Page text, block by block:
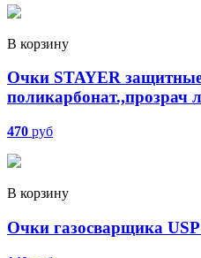
В корзину
Очки STAYER
поликарбонат.,прозрач
470 руб
В корзину
Очки газосварщика